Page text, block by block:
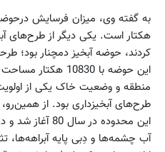
هکتار است. یکی دیگر از طرح‌های
کردند، حوضه آبخیز دمچنار بود؛
این حوضه با 10830
منطقه و وضعیت خاک یکی از
طرح‌های آبخیزداری بود. از
آب چشمه‌ها و دِبی پایه آبراهه‌ها،